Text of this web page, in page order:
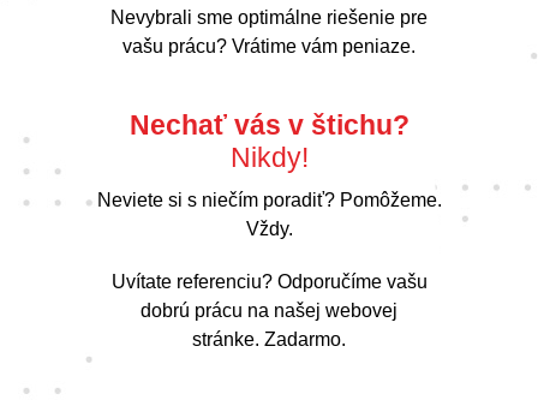
Nevybrali sme optimálne riešenie pre
vašu prácu? Vrátime vám peniaze.
Nechať vás v štichu?
Nikdy!
Neviete si s niečím poradiť? Pomôžeme.
Vždy.
Uvítate referenciu? Odporučíme vašu
dobrú prácu na našej webovej
stránke. Zadarmo.